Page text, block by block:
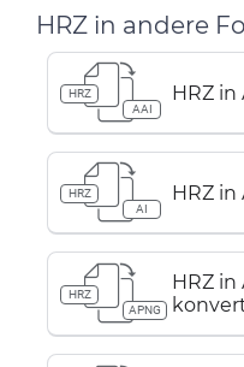
HRZ in andere
HRZ
AAI
HRZ
HRZ
AI
HRZ
HRZ
APNG
HRZ in